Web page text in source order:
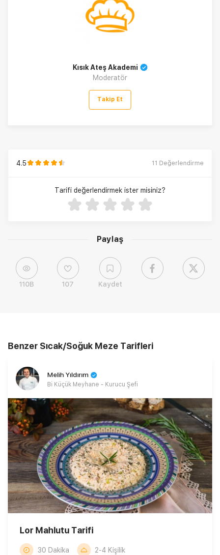
Paylaş
110B 107 Kaydet
Kısık Ateş Akademi
Moderatör
Takip Et
4.5 11 Değerlendirme
Tarifi değerlendirmek ister misiniz?
Benzer Sıcak/Soğuk Meze Tarifleri
Melih Yıldırım
Bi Küçük Meyhane - Kurucu Şefi
Lor Mahlutu Tarifi
30 Dakika 2-4 Kişilik